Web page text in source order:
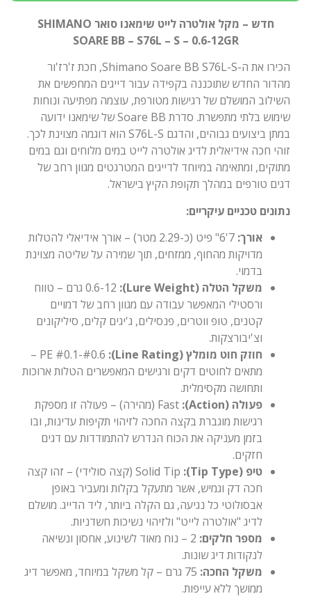
חדש – מקל אולטרה לייט שימאנו סואר SHIMANO
SOARE BB – S76L – S – 0.6-12GR
הכירו את ה-Shimano Soare BB S76L-S, חכת ז'רז'ור
מהדור החדש שתוכננה בקפידה עבור דייגים המחפשים את
השילוב המושלם של רגישות מטורפת, עוצמה מפתיעה ונוחות
שימוש בלתי מתפשרת. סדרת Soare BB של שימאנו ידועה
במתן ביצועים גבוהים, והדגם S76L-S הוא דוגמה מצוינת לכך.
זוהי חכה אידיאלית לדיג אולטרה לייט במים מלוחים וגם במים
מתוקים, ומתאימה במיוחד לדייגים המטרגטים מגוון רחב של
דגים טורפים במהלך תקופת הקיץ בישראל.
נתונים טכניים עיקריים:
אורך:
7'6" פיט (כ-2.29 מטר) – אורך אידיאלי להטלות
מדויקות מהחוף, ממזחים, תוך שמירה על שליטה מצוינת
בדמוי.
משקל הטלה (Lure Weight):
0.6-12 גרם – טווח
ורסטילי המאפשר עבודה עם מגוון רחב של דמויים
קטנים, טופ ווטרים, פנסילים, ג'יגים קלים, סיליקונים
וצ'יבורצקות.
חוזק חוט מומלץ (Line Rating):
PE #0.1-#0.6 –
מתאים לחוטים דקים ורגישים המאפשרים הטלות ארוכות
ותחושה מקסימלית.
פעולה (Action):
Fast (מהירה) – פעולה זו מספקת
רגישות מוגברת בקצה החכה לזיהוי תקיפות עדינות, ובו
בזמן מעניקה את הכוח הנדרש להתמודדות עם דגים
חזקים.
טיפ (Tip Type):
Solid Tip (קצה סולידי) – זהו קצה
חכה דק וגמיש, אשר מתעקל בקלות ומעביר באופן
אבסולוטי כל נגיעה, גם הקלה ביותר, ליד הדייג. מושלם
לדיג "אולטרה לייט" ולזיהוי נשיכות חשדניות.
מספר חלקים:
2 – נוח מאוד לשינוע, אחסון ונשיאה
לנקודות דיג שונות.
משקל החכה:
75 גרם – קל משקל במיוחד, מאפשר דיג
ממושך ללא עייפות.